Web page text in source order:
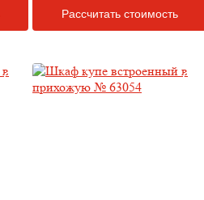
Рассчитать стоимость